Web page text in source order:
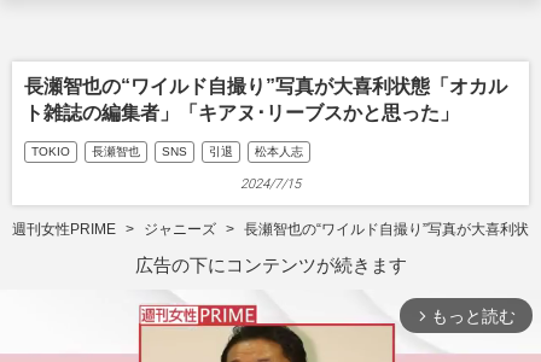
長瀬智也の“ワイルド自撮り”写真が大喜利状態「オカル
ト雑誌の編集者」「キアヌ･リーブスかと思った」
TOKIO 長瀬智也 SNS 引退 松本人志
2024/7/15
週刊女性PRIME ジャニーズ 長瀬智也の“ワイルド自撮り”写真が大喜利
広告の下にコンテンツが続きます
arrow_forward_ios もっと読む